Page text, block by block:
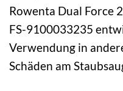
Rowenta Dual Force
FS-9100033235
Verwendung in
Schäden am